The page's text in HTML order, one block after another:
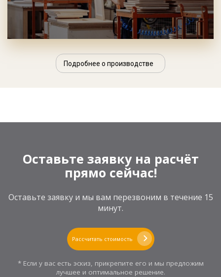
Подробнее о производстве
Оставьте заявку на расчёт
прямо сейчас!
Оставьте заявку и мы вам перезвоним в течение 15
минут.
Рассчитать стоимость
* Если у вас есть эскиз, прикрепите его и мы предложим
лучшее и оптимальное решение.